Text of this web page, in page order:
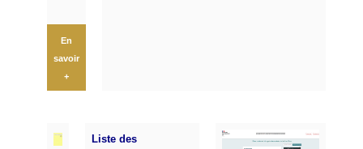
En
savoir
+
Liste des